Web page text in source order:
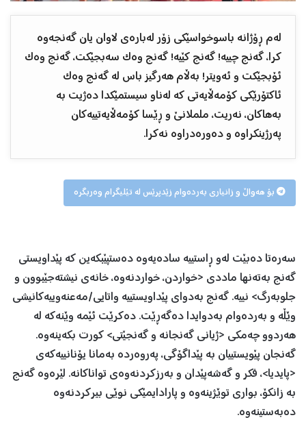
لەم ڕۆژانە باسوخواسێکی زۆر لەبارەی لاوان یان گەنجەوە
کرا، گەنج چییە! گەنج کێیە! گەنج وەک سەبجێکت، گەنج وەک
ئۆبجێکت و ئەویتر! بەڵام هەرگیز باس لە گەنج وەک
ئاکتۆرێکی کۆمەڵایەتی کە لەناو سیستمێکدا دەژیت بە
بەهاکان، نەریت، ململانێ و ڕێسا کۆمەڵایەتییەکان
پەرژینکراوە و دەورەدراوە نەکرا.
بۆ هەواڵ و زانیاری بەردەوام زێدپرێس لە تێلیگرام وەربگرە
سەرەتا دەبێت لەو ڕاستییە سادەیەوە دەستپێبکەین کە پێداویستی
گەنج بەتەنها ماددی <خواردن، خواردنەوە، خانەی نیشتەجێبوون و
جلوبەرگ> نییە. گەنج بەدوای پێداویستییە واتایی/مەعنەوییەکانیشی
وێڵە و بەردەوام بەدوایدا دەگەڕێت. دەکرێت ئێمە وێنەکە لە
هەردوو چەمکی <ژیانی گەنجانە و گەنجێتی> کورت بکەینەوە.
گەنجان پێویستییان بە پێداگۆگی، پەروەردە بەمانا یۆنانییەکەی
<پایدیا>، فکر و گەشەپێدان و بەرزکردنەوەی تواناکانە. لێرەوە گەنج
بە زانکۆ، بواری توێژینەوە و پارادایمێکی نوێی بیرکردنەوە
دەبەستینەوە.